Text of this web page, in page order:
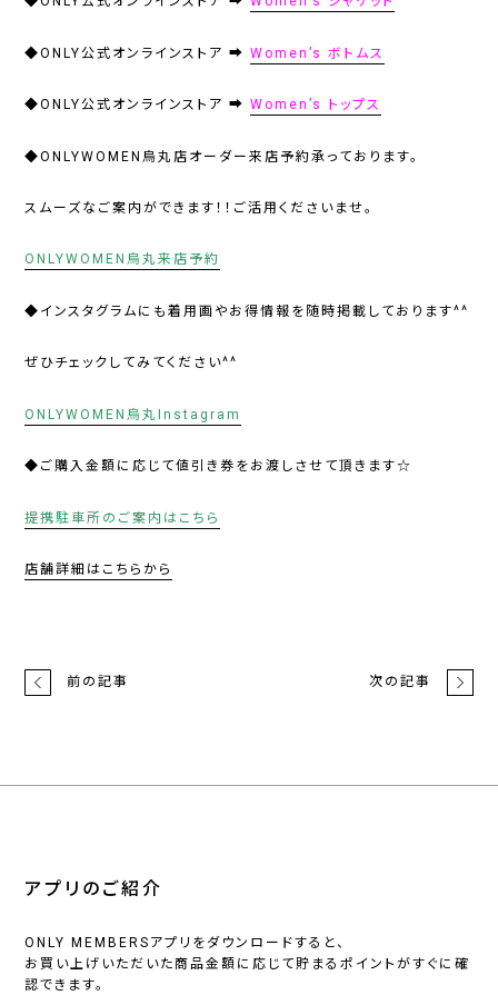
◆ONLY公式オンラインストア ➡Women’s ボトムス
◆ONLY公式オンラインストア ➡Women’s トップス
◆ONLYWOMEN烏丸店オーダー来店予約承っております。
スムーズなご案内ができます！！ご活用くださいませ。
ONLYWOMEN烏丸来店予約
◆インスタグラムにも着用画やお得情報を随時掲載しております^^
ぜひチェックしてみてください^^
ONLYWOMEN烏丸Instagram
◆ご購入金額に応じて値引き券をお渡しさせて頂きます☆
提携駐車所のご案内はこちら
店舗詳細はこちらから
前の記事 次の記事
アプリのご紹介
ONLY MEMBERSアプリをダウンロードすると、
お買い上げいただいた商品金額に応じて貯まるポイントがすぐに確
認できます。